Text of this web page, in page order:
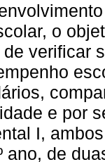
o
verificar
e por
I,
ano, de